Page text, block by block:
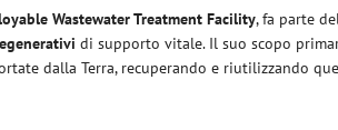
Wastewater Treatment Facility, fa parte
di supporto vitale. Il suo scopo
dalla Terra, recuperando e riutilizzando